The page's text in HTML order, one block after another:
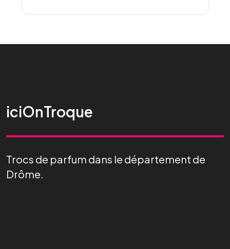
iciOnTroque
Trocs de parfum dans le département de
Drôme.